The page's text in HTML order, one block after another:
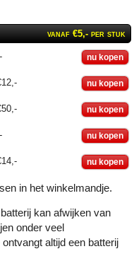
vanaf €5,- per stuk
nu kopen
nu kopen
nu kopen
nu kopen
nu kopen
in het winkelmandje.
kan afwijken van
onder veel
altijd een batterij